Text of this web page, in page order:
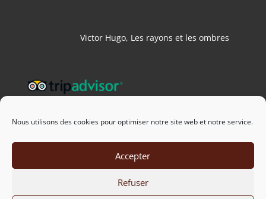
Nous utilisons des cookies pour optimiser notre site web et notre service.
Accepter
Refuser
Victor Hugo, Les rayons et les ombres